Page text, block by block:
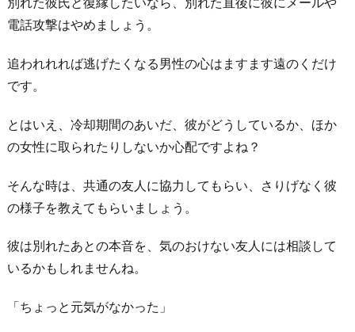
あ
っ
ほ
し
い
う
お
り
に
電話攻撃はやめましょう。
追われれれば逃げたくなる男性の心はますます遠のくだけ
です。
とはいえ、冷却期間のあいだ、彼がどうしているか、ほか
の女性に取られたりしないか心配ですよね？
そんな時は、共通の友人に協力してもらい、さりげなく彼
の様子を教えてもらいましょう。
彼は別れたあとの本音を、気のおけない友人には相談して
いるかもしれませんね。
「ちょっと元気がなかった」